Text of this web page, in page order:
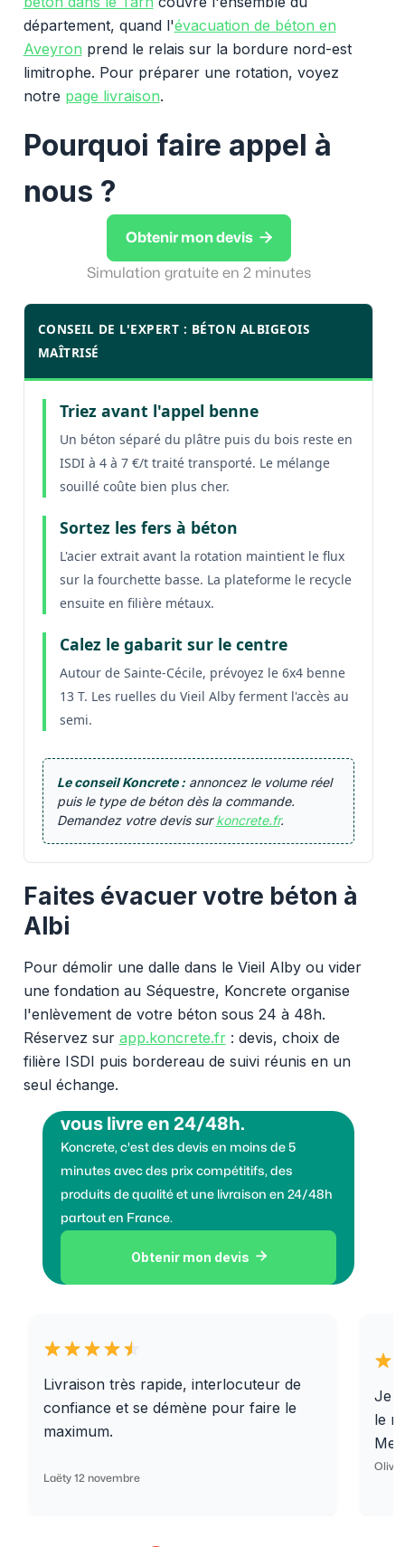
département, quand l'évacuation de béton en
Aveyron prend le relais sur la bordure nord-est
limitrophe. Pour préparer une rotation, voyez
notre page livraison.
Pourquoi faire appel à
nous ?
Obtenir mon devis 
Simulation gratuite en 2 minutes
CONSEIL DE L'EXPERT : BÉTON ALBIGEOIS
MAÎTRISÉ
Triez avant l'appel benne
Un béton séparé du plâtre puis du bois reste en
ISDI à 4 à 7 €/t traité transporté. Le mélange
souillé coûte bien plus cher.
Sortez les fers à béton
L'acier extrait avant la rotation maintient le flux
sur la fourchette basse. La plateforme le recycle
ensuite en filière métaux.
Calez le gabarit sur le centre
Autour de Sainte-Cécile, prévoyez le 6x4 benne
13 T. Les ruelles du Vieil Alby ferment l'accès au
semi.
Le conseil Koncrete :annoncez le volume réel
puis le type de béton dès la commande.
Demandez votre devis surkoncrete.fr.
Faites évacuer votre béton à
Albi
Pour démolir une dalle dans le Vieil Alby ou vider
une fondation au Séquestre, Koncrete organise
l'enlèvement de votre béton sous 24 à 48h.
Réservez sur app.koncrete.fr: devis, choix de
filière ISDI puis bordereau de suivi réunis en un
seul échange.
vous livre en 24/48h.
Koncrete, c'est des devis en moins de 5
minutes avec des prix compétitifs, des
produits de qualité et une livraison en 24/48h
partout en France.
Obtenir mon devis 
Livraison très rapide, interlocuteur de
confiance et se démène pour faire le
maximum.
Laëty 12 novembre
Je
le